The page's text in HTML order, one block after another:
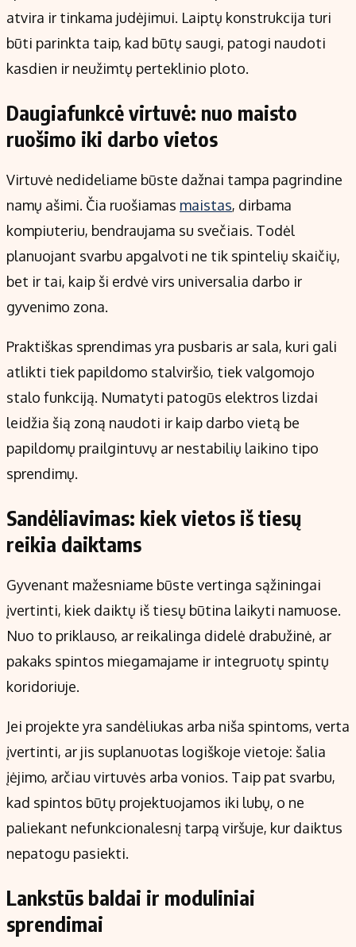
atvira ir tinkama judėjimui. Laiptų konstrukcija turi
būti parinkta taip, kad būtų saugi, patogi naudoti
kasdien ir neužimtų perteklinio ploto.
Daugiafunkcė virtuvė: nuo maisto
ruošimo iki darbo vietos
Virtuvė nedideliame būste dažnai tampa pagrindine
namų ašimi. Čia ruošiamas maistas, dirbama
kompiuteriu, bendraujama su svečiais. Todėl
planuojant svarbu apgalvoti ne tik spintelių skaičių,
bet ir tai, kaip ši erdvė virs universalia darbo ir
gyvenimo zona.
Praktiškas sprendimas yra pusbaris ar sala, kuri gali
atlikti tiek papildomo stalviršio, tiek valgomojo
stalo funkciją. Numatyti patogūs elektros lizdai
leidžia šią zoną naudoti ir kaip darbo vietą be
papildomų prailgintuvų ar nestabilių laikino tipo
sprendimų.
Sandėliavimas: kiek vietos iš tiesų
reikia daiktams
Gyvenant mažesniame būste vertinga sąžiningai
įvertinti, kiek daiktų iš tiesų būtina laikyti namuose.
Nuo to priklauso, ar reikalinga didelė drabužinė, ar
pakaks spintos miegamajame ir integruotų spintų
koridoriuje.
Jei projekte yra sandėliukas arba niša spintoms, verta
įvertinti, ar jis suplanuotas logiškoje vietoje: šalia
įėjimo, arčiau virtuvės arba vonios. Taip pat svarbu,
kad spintos būtų projektuojamos iki lubų, o ne
paliekant nefunkcionalesnį tarpą viršuje, kur daiktus
nepatogu pasiekti.
Lankstūs baldai ir moduliniai
sprendimai